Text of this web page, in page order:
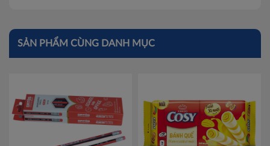
SẢN PHẨM CÙNG DANH MỤC